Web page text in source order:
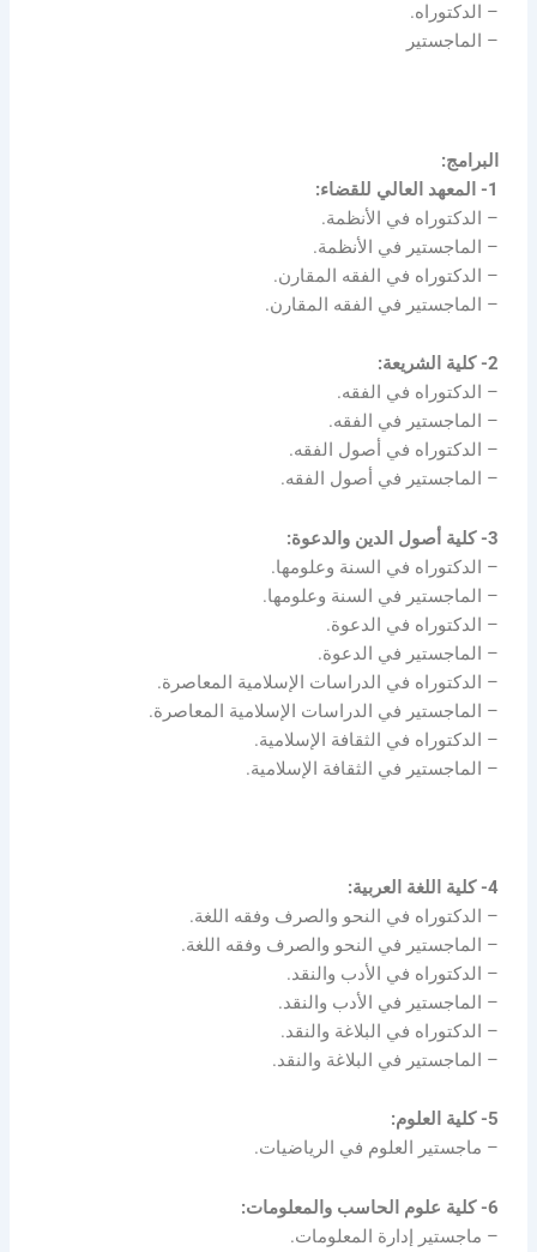
– الدكتوراه.
– الماجستير
البرامج:
1- المعهد العالي للقضاء:
– الدكتوراه في الأنظمة.
– الماجستير في الأنظمة.
– الدكتوراه في الفقه المقارن.
– الماجستير في الفقه المقارن.
2- كلية الشريعة:
– الدكتوراه في الفقه.
– الماجستير في الفقه.
– الدكتوراه في أصول الفقه.
– الماجستير في أصول الفقه.
3- كلية أصول الدين والدعوة:
– الدكتوراه في السنة وعلومها.
– الماجستير في السنة وعلومها.
– الدكتوراه في الدعوة.
– الماجستير في الدعوة.
– الدكتوراه في الدراسات الإسلامية المعاصرة.
– الماجستير في الدراسات الإسلامية المعاصرة.
– الدكتوراه في الثقافة الإسلامية.
– الماجستير في الثقافة الإسلامية.
4- كلية اللغة العربية:
– الدكتوراه في النحو والصرف وفقه اللغة.
– الماجستير في النحو والصرف وفقه اللغة.
– الدكتوراه في الأدب والنقد.
– الماجستير في الأدب والنقد.
– الدكتوراه في البلاغة والنقد.
– الماجستير في البلاغة والنقد.
5- كلية العلوم:
– ماجستير العلوم في الرياضيات.
6- كلية علوم الحاسب والمعلومات:
– ماجستير إدارة المعلومات.